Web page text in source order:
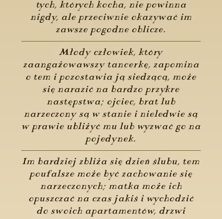
tych, których kocha, nie powinna
nigdy, ale przeciwnie okazywać im
zawsze pogodne oblicze.
Młody człowiek, który
zaangażowawszy tancerkę, zapomina
o tem i pozostawia ją siedzącą, może
się narazić na bardzo przykre
następstwa; ojciec, brat lub
narzeczony są w stanie i nieledwie są
w prawie ubliżyć mu lub wyzwać go na
pojedynek.
Im bardziej zbliża się dzień ślubu, tem
poufalsze może być zachowanie się
narzeczonych; matka może ich
opuszczać na czas jakiś i wychodzić
do swoich apartamentów, drzwi